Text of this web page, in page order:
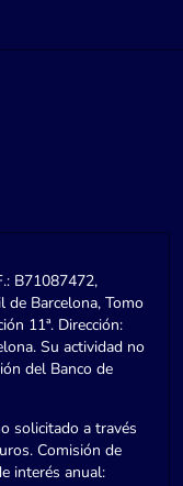
B71087472,
de Barcelona, Tomo
11ª. Dirección:
Su actividad no
del Banco de
solicitado a través
Comisión de
interés anual: